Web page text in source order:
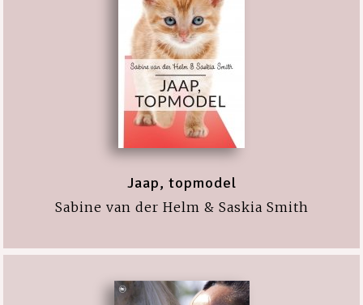
Jaap, topmodel
Sabine van der Helm & Saskia Smith